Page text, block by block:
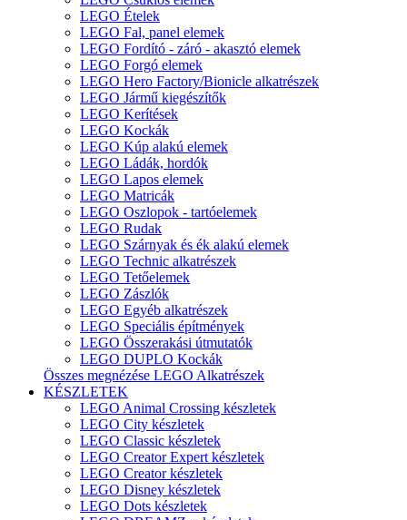
LEGO Ételek
LEGO Fal, panel elemek
LEGO Fordító - záró - akasztó elemek
LEGO Forgó elemek
LEGO Hero Factory/Bionicle alkatrészek
LEGO Jármű kiegészítők
LEGO Kerítések
LEGO Kockák
LEGO Kúp alakú elemek
LEGO Ládák, hordók
LEGO Lapos elemek
LEGO Matricák
LEGO Oszlopok - tartóelemek
LEGO Rudak
LEGO Szárnyak és ék alakú elemek
LEGO Technic alkatrészek
LEGO Tetőelemek
LEGO Zászlók
LEGO Egyéb alkatrészek
LEGO Speciális építmények
LEGO Összerakási útmutatók
LEGO DUPLO Kockák
Összes megnézése LEGO Alkatrészek
KÉSZLETEK
LEGO Animal Crossing készletek
LEGO City készletek
LEGO Classic készletek
LEGO Creator Expert készletek
LEGO Creator készletek
LEGO Disney készletek
LEGO Dots készletek